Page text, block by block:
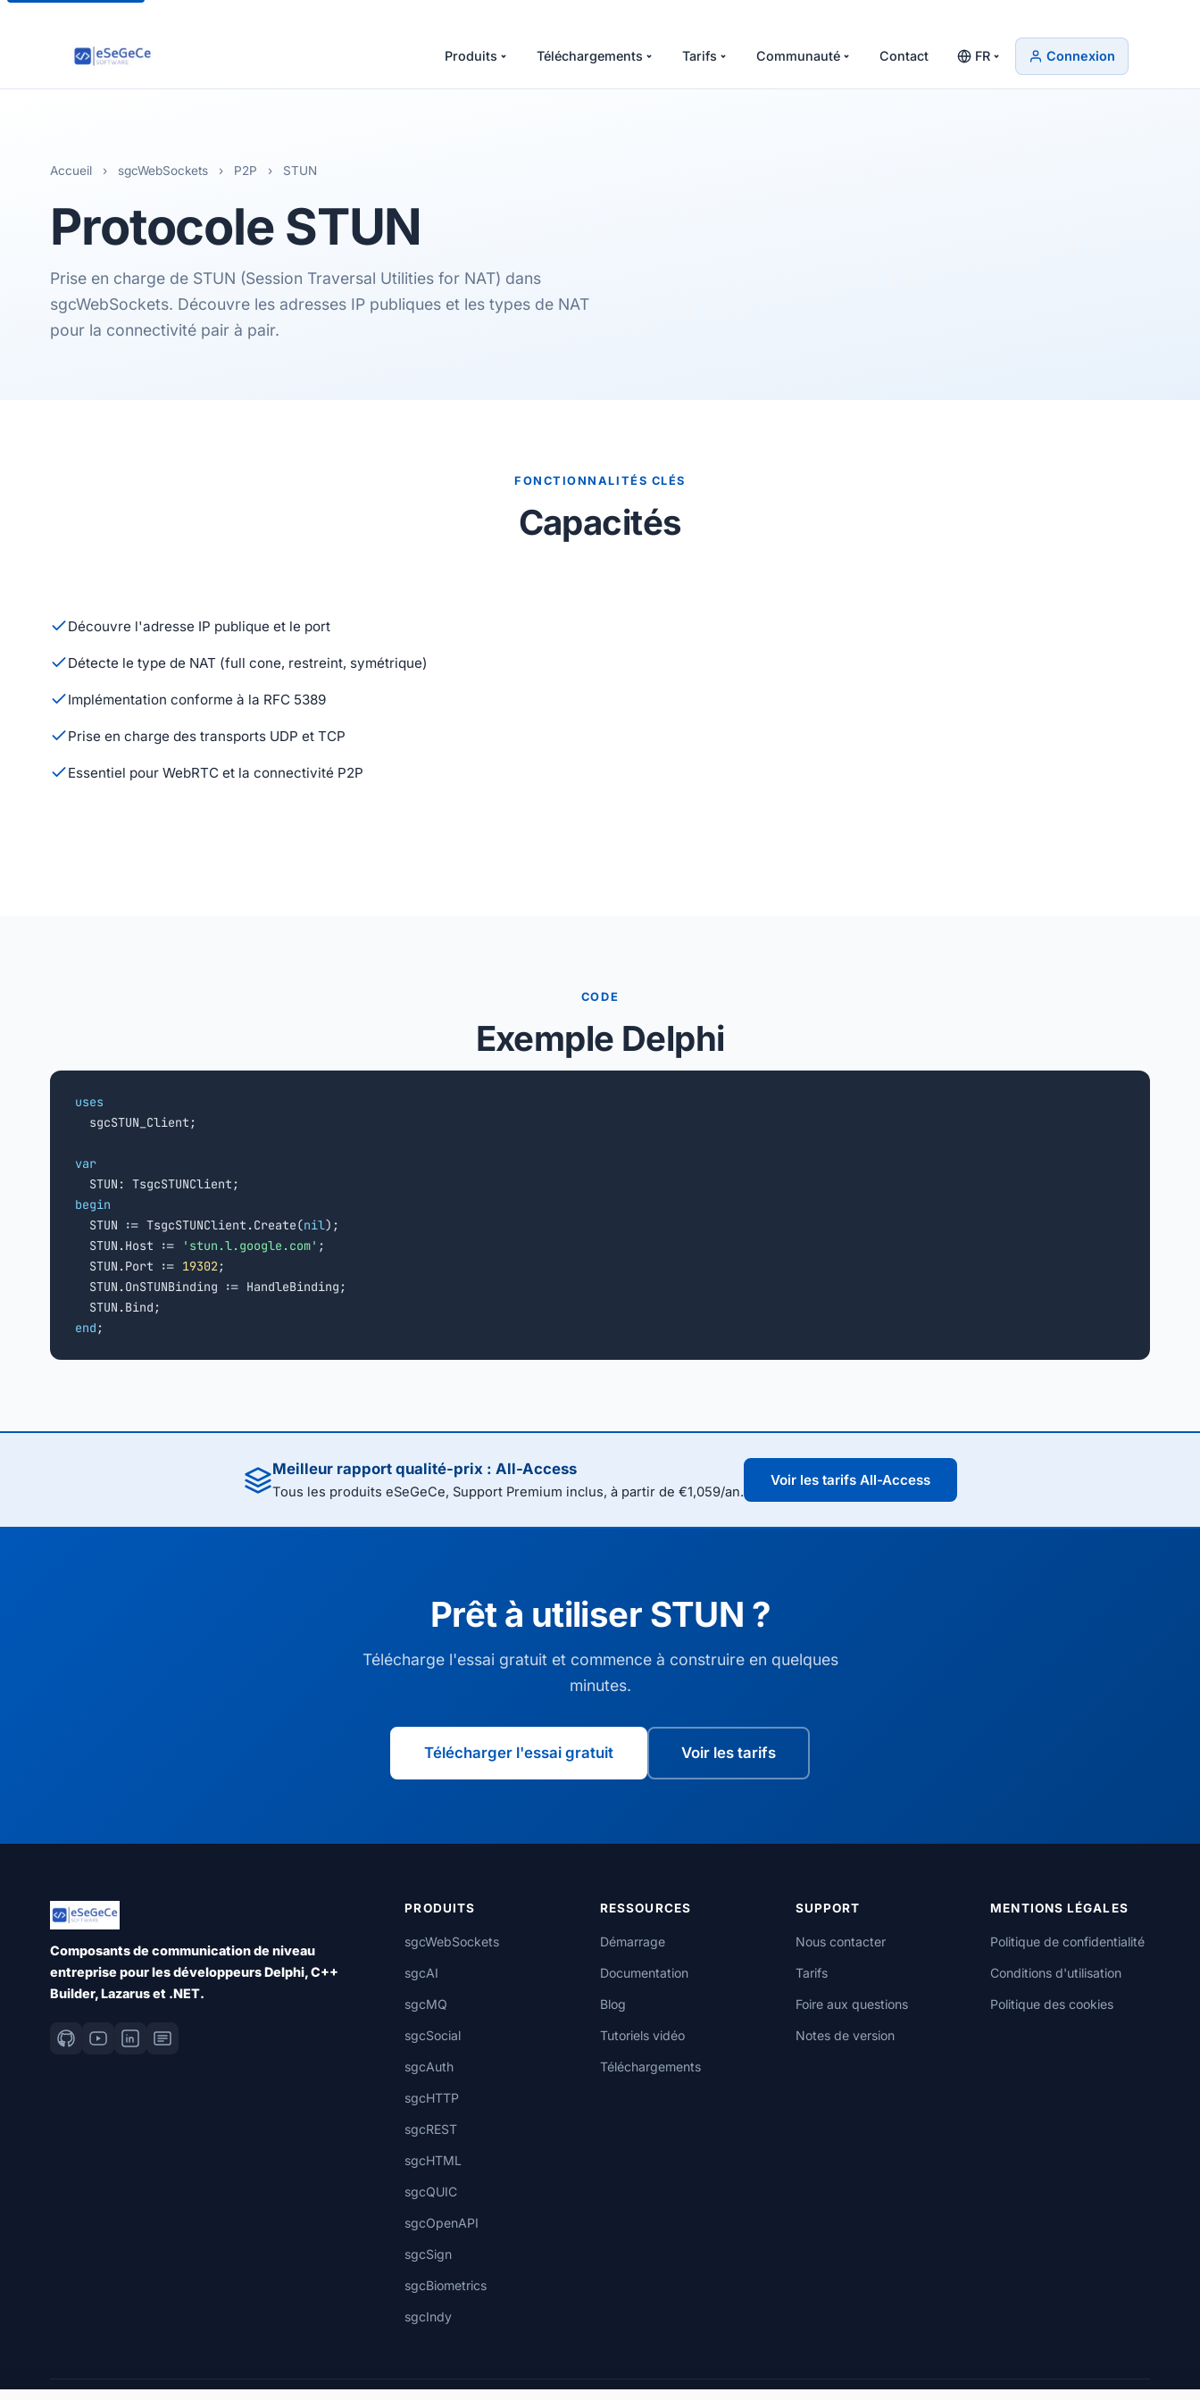
Produits Téléchargements Tarifs Communauté Contact FR Connexion
Accueil › sgcWebSockets › P2P › STUN
Protocole STUN
Prise en charge de STUN (Session Traversal Utilities for NAT) dans
sgcWebSockets. Découvre les adresses IP publiques et les types de NAT
pour la connectivité pair à pair.
FONCTIONNALITÉS CLÉS
Capacités
Découvre l'adresse IP publique et le port
Détecte le type de NAT (full cone, restreint, symétrique)
Implémentation conforme à la RFC 5389
Prise en charge des transports UDP et TCP
Essentiel pour WebRTC et la connectivité P2P
CODE
Exemple Delphi
uses
sgcSTUN_Client;
var
begin
STUN := TsgcSTUNClient.Create(nil);
  STUN.Host :=
'stun.l.google.com' ;
  STUN.Port :=
19302;
  STUN.OnSTUNBinding := HandleBinding;
end ;
Meilleur rapport qualité-prix : All-Access
Tous les produits eSeGeCe, Support Premium inclus, à partir de €1,059/an.
Voir les tarifs All-Access
Prêt à utiliser STUN ?
Télécharge l'essai gratuit et commence à construire en quelques
minutes.
Télécharger l'essai gratuit Voir les tarifs
Composants de communication de niveau
entreprise pour les développeurs Delphi, C++
Builder, Lazarus et .NET.
PRODUITS
sgcWebSockets
sgcAI
sgcMQ
sgcSocial
sgcAuth
sgcHTTP
sgcREST
sgcHTML
sgcQUIC
sgcOpenAPI
sgcSign
sgcBiometrics
sgcIndy
RESSOURCES
Démarrage
Documentation
Blog
Tutoriels vidéo
Téléchargements
SUPPORT
Nous contacter
Tarifs
Foire aux questions
Notes de version
MENTIONS LÉGALES
Politique de confidentialité
Conditions d'utilisation
Politique des cookies